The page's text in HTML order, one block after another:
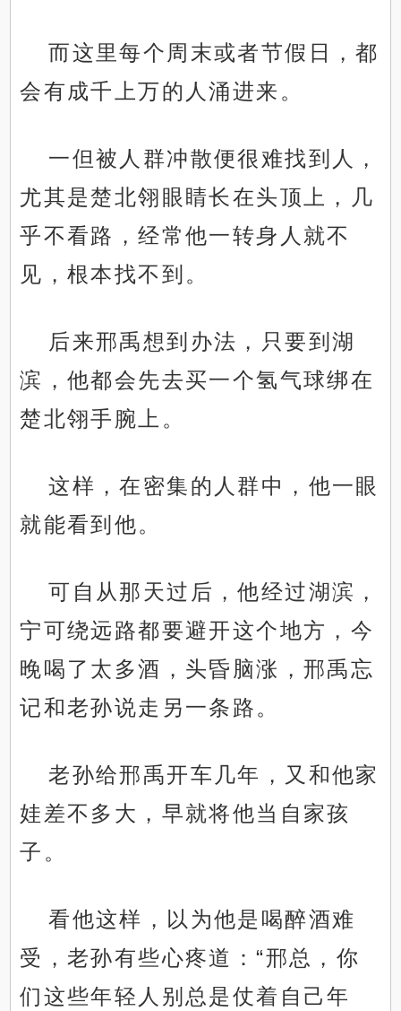
而这里每个周末或者节假日，都
会有成千上万的人涌进来。
一但被人群冲散便很难找到人，
尤其是楚北翎眼睛长在头顶上，几
乎不看路，经常他一转身人就不
见，根本找不到。
后来邢禹想到办法，只要到湖
滨，他都会先去买一个氢气球绑在
楚北翎手腕上。
这样，在密集的人群中，他一眼
就能看到他。
可自从那天过后，他经过湖滨，
宁可绕远路都要避开这个地方，今
晚喝了太多酒，头昏脑涨，邢禹忘
记和老孙说走另一条路。
老孙给邢禹开车几年，又和他家
娃差不多大，早就将他当自家孩
子。
看他这样，以为他是喝醉酒难
受，老孙有些心疼道：“邢总，你
们这些年轻人别总是仗着自己年